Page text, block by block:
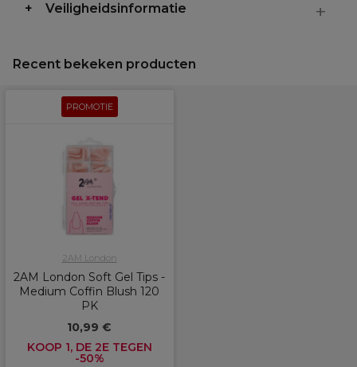
Veiligheidsinformatie
Recent bekeken producten
PROMOTIE
2AM London
2AM London Soft Gel Tips -
Medium Coffin Blush 120
PK
10,99 €
KOOP 1, DE 2E TEGEN
-50%